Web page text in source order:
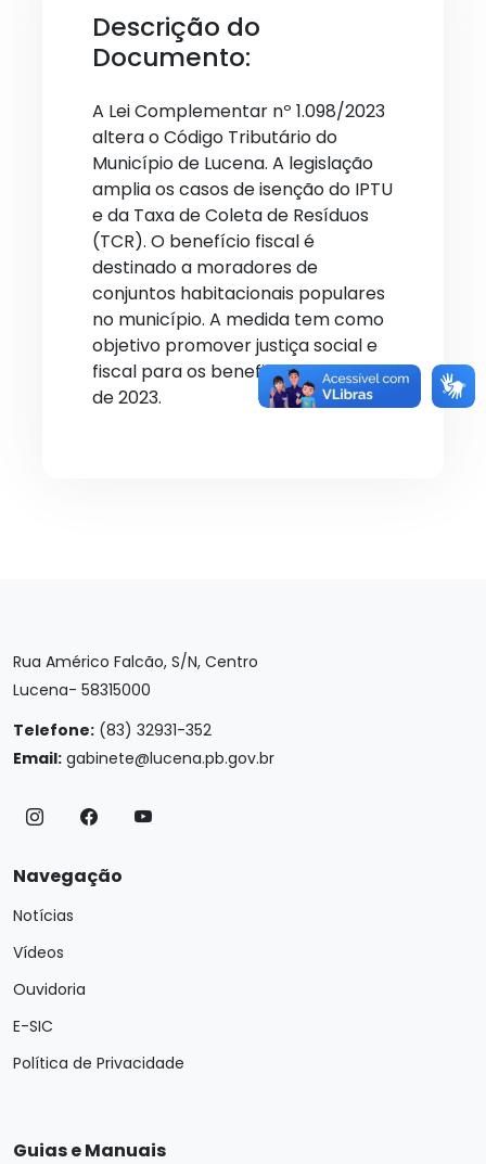
Descrição do
Documento:
A Lei Complementar nº 1.098/2023
altera o Código Tributário do
Município de Lucena. A legislação
amplia os casos de isenção do IPTU
e da Taxa de Coleta de Resíduos
(TCR). O benefício fiscal é
destinado a moradores de
conjuntos habitacionais populares
no município. A medida tem como
objetivo promover justiça social e
fiscal para os beneficiados a partir
de 2023.
Rua Américo Falcão, S/N, Centro
Lucena- 58315000
Telefone: (83) 32931-352
Email: gabinete@lucena.pb.gov.br
Navegação
Notícias
Vídeos
Ouvidoria
E-SIC
Política de Privacidade
Guias e Manuais